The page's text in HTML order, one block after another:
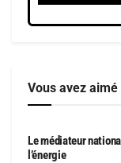
Vous avez aimé
Le médiateur
l’énergie